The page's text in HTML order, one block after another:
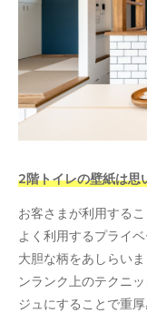
2階トイレの壁紙は思
お客さまが利用する
よく利用するプライ
大胆な柄をあしらい
ンランク上のテクニ
ジュにすることで重